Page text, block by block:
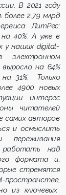
.В 2021 году
2,79 млрд
ЛитРес:
на 40%.А уже в
у наших digital-
электронном
вырослона 64%
31%.
Только
4900 новых
интерес
читателей
самих авторов
и осмыслить
переживания
над
форматаи,
стремятся
-пространстве,
из ключевых